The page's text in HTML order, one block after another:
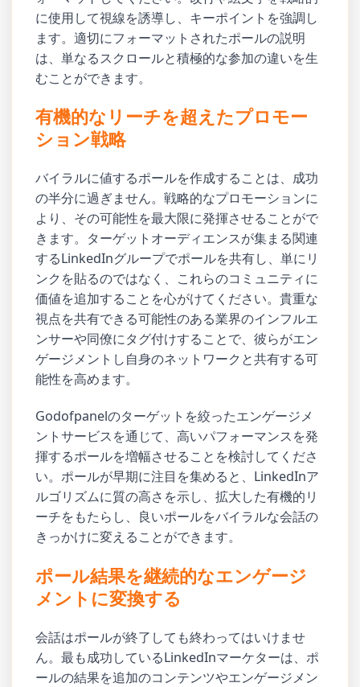
に使用して視線を誘導し、キーポイントを強調し
ます。適切にフォーマットされたポールの説明
は、単なるスクロールと積極的な参加の違いを生
むことができます。
有機的なリーチを超えたプロモー
ション戦略
バイラルに値するポールを作成することは、成功
の半分に過ぎません。戦略的なプロモーションに
より、その可能性を最大限に発揮させることがで
きます。ターゲットオーディエンスが集まる関連
するLinkedInグループでポールを共有し、単にリ
ンクを貼るのではなく、これらのコミュニティに
価値を追加することを心がけてください。貴重な
視点を共有できる可能性のある業界のインフルエ
ンサーや同僚にタグ付けすることで、彼らがエン
ゲージメントし自身のネットワークと共有する可
能性を高めます。
Godofpanelのターゲットを絞ったエンゲージメ
ントサービスを通じて、高いパフォーマンスを発
揮するポールを増幅させることを検討してくださ
い。ポールが早期に注目を集めると、LinkedInア
ルゴリズムに質の高さを示し、拡大した有機的リ
ーチをもたらし、良いポールをバイラルな会話の
きっかけに変えることができます。
ポール結果を継続的なエンゲージ
メントに変換する
会話はポールが終了しても終わってはいけませ
ん。最も成功しているLinkedInマーケターは、ポ
ールの結果を追加のコンテンツやエンゲージメン